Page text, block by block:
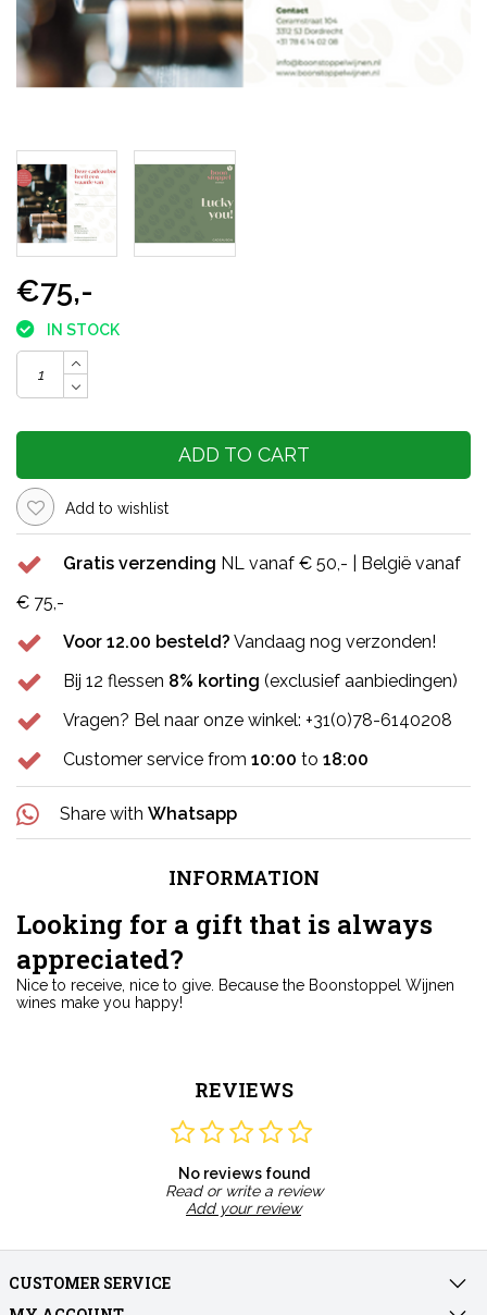
€75,-
IN STOCK
ADD TO CART
Add to wishlist
Gratis verzending NL vanaf € 50,- | België vanaf
€ 75,-
Voor 12.00 besteld? Vandaag nog verzonden!
Bij 12 flessen 8% korting (exclusief aanbiedingen)
Vragen? Bel naar onze winkel: +31(0)78-6140208
Customer service from 10:00 to 18:00
Share with Whatsapp
INFORMATION
Looking for a gift that is always
appreciated?
Nice to receive, nice to give. Because the Boonstoppel Wijnen
wines make you happy!
REVIEWS
No reviews found
Read or write a review
Add your review
CUSTOMER SERVICE